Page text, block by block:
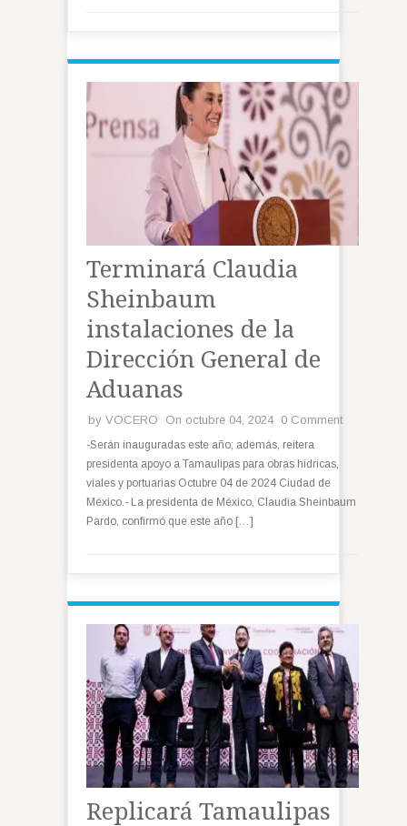
Terminará Claudia
Sheinbaum
instalaciones de la
Dirección General de
Aduanas
by VOCERO On octubre 04, 2024 0 Comment
-Serán inauguradas este año; además, reitera
presidenta apoyo a Tamaulipas para obras hídricas,
viales y portuarias Octubre 04 de 2024 Ciudad de
México.- La presidenta de México, Claudia Sheinbaum
Pardo, confirmó que este año […]
Replicará Tamaulipas